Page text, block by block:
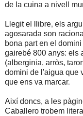
de la cuina a nivell
Llegit el llibre, els
agosarada son
bona part en el
gairebé 800 anys: els
(alberginia, arròs,
domini de l'aigua que
que ens va marcar.
Així doncs, a les
Caballero trobem